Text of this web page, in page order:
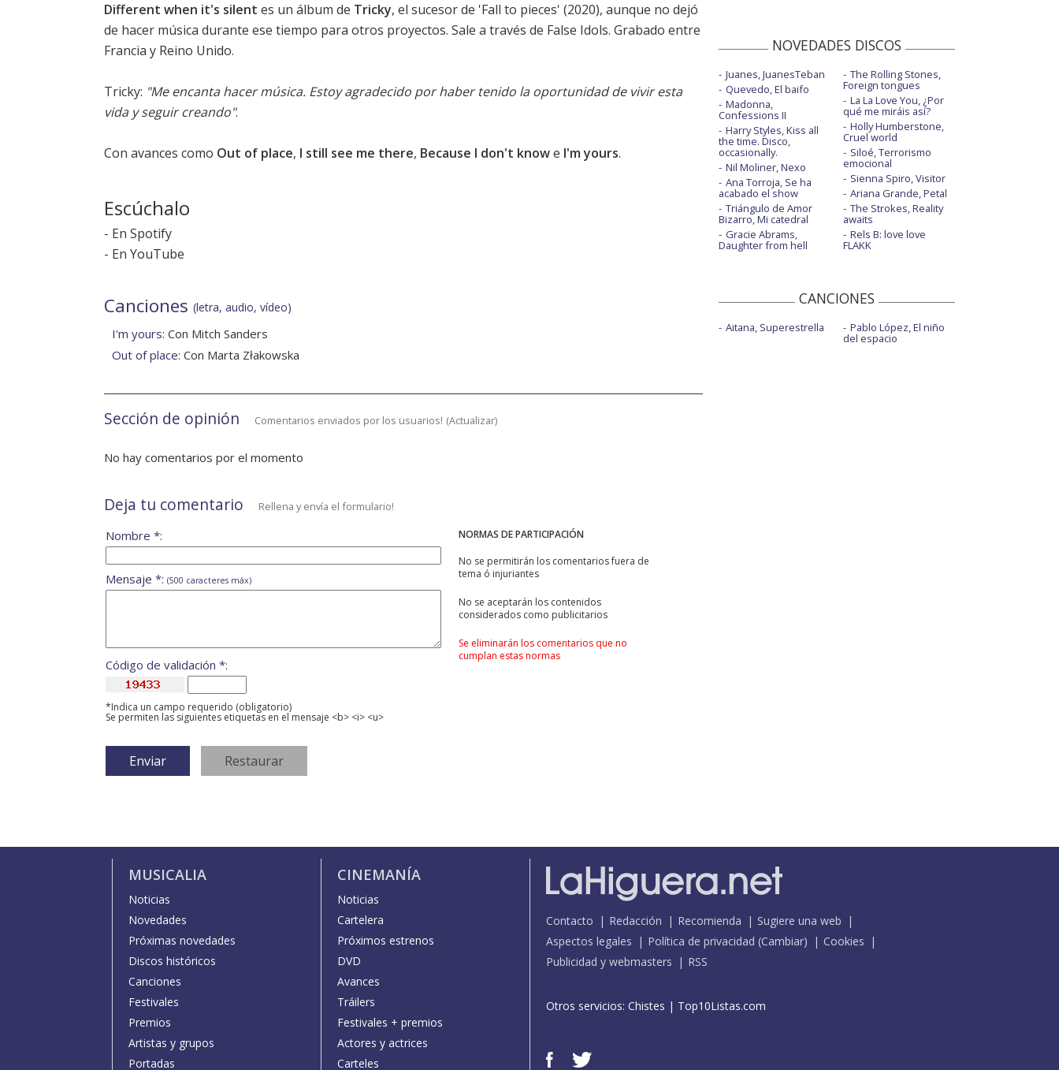
Different when it's silent es un álbum de Tricky, el sucesor de 'Fall to pieces' (2020), aunque no dejó
de hacer música durante ese tiempo para otros proyectos. Sale a través de False Idols. Grabado entre
Francia y Reino Unido.
Tricky: "Me encanta hacer música. Estoy agradecido por haber tenido la oportunidad de vivir esta
vida y seguir creando".
Con avances como Out of place, I still see me there, Because I don't knowe I'm yours.
Escúchalo
- En Spotify
- En YouTube
Canciones (letra, audio, vídeo)
I'm yours: Con Mitch Sanders
Out of place: Con Marta Złakowska
Sección de opinión Comentarios enviados por los usuarios! (Actualizar)
No hay comentarios por el momento
Deja tu comentario Rellena y envía el formulario!
NORMAS DE PARTICIPACIÓN
No se permitirán los comentarios fuera de
tema ó injuriantes
No se aceptarán los contenidos
considerados como publicitarios
Se eliminarán los comentarios que no
cumplan estas normas
Nombre *:
Mensaje *: (500 caracteres máx)
Código de validación *:
*Indica un campo requerido (obligatorio)
Se permiten las siguientes etiquetas en el mensaje <b> <i> <u>
NOVEDADES DISCOS
Juanes, JuanesTeban
Quevedo, El baifo
Madonna,
Confessions II
Harry Styles, Kiss all
the time. Disco,
occasionally.
Nil Moliner, Nexo
Ana Torroja, Se ha
acabado el show
Triángulo de Amor
Bizarro, Mi catedral
Gracie Abrams,
Daughter from hell
The Rolling Stones,
Foreign tongues
La La Love You, ¿Por
qué me miráis así?
Holly Humberstone,
Cruel world
Siloé, Terrorismo
emocional
Sienna Spiro, Visitor
Ariana Grande, Petal
The Strokes, Reality
awaits
Rels B: love love
FLAKK
CANCIONES
Aitana, Superestrella Pablo López, El niño
del espacio
MUSICALIA
Noticias
Novedades
Próximas novedades
Discos históricos
Canciones
Festivales
Premios
Artistas y grupos
Portadas
CINEMANÍA
Noticias
Cartelera
Próximos estrenos
DVD
Avances
Tráilers
Festivales + premios
Actores y actrices
Carteles
Contacto Redacción Recomienda
Sugiere una web
Aspectos legales
Política de privacidad (Cambiar)
Cookies
Publicidad y webmasters
RSS
Otros servicios: Chistes | Top10Listas.com